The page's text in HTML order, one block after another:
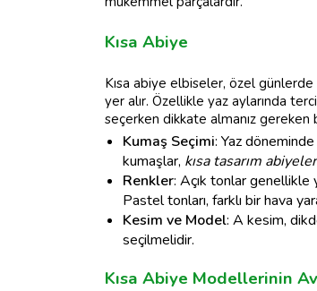
Kısa Abiye
Kısa abiye elbiseler, özel
yer alır. Özellikle yaz aylarında
seçerken dikkate almanız gereken
Kumaş Seçimi: Yaz
kumaşlar, kısa tasarım abiyeler
Renkler: Açık tonlar genellikle
Pastel tonları, farklı bir hava
Kesim ve Model: A kesim,
seçilmelidir.
Kısa Abiye Modellerinin